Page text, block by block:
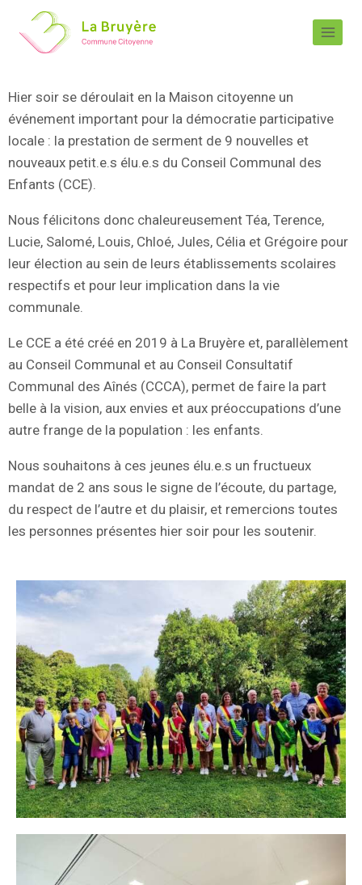
Hier soir se déroulait en la Maison citoyenne un
événement important pour la démocratie participative
locale : la prestation de serment de 9 nouvelles et
nouveaux petit.e.s élu.e.s du Conseil Communal des
Enfants (CCE).
Nous félicitons donc chaleureusement Téa, Terence,
Lucie, Salomé, Louis, Chloé, Jules, Célia et Grégoire pour
leur élection au sein de leurs établissements scolaires
respectifs et pour leur implication dans la vie
communale.
Le CCE a été créé en 2019 à La Bruyère et, parallèlement
au Conseil Communal et au Conseil Consultatif
Communal des Aînés (CCCA), permet de faire la part
belle à la vision, aux envies et aux préoccupations d’une
autre frange de la population : les enfants.
Nous souhaitons à ces jeunes élu.e.s un fructueux
mandat de 2 ans sous le signe de l’écoute, du partage,
du respect de l’autre et du plaisir, et remercions toutes
les personnes présentes hier soir pour les soutenir.